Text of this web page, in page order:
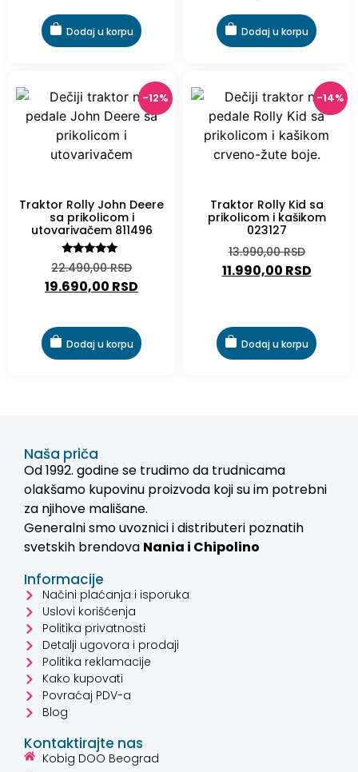
Dodaj u korpu Dodaj u korpu
-12%
Traktor Rolly John Deere
sa prikolicom i
utovarivačem 811496
Ocenjeno
sa
5.00
od 5
22.490,00RSD
19.690,00 RSD
Dodaj u korpu
-14%
Traktor Rolly Kid sa
prikolicom i kašikom
023127
13.990,00RSD
11.990,00 RSD
Dodaj u korpu
Naša priča
Od 1992. godine se trudimo da trudnicama
olakšamo kupovinu proizvoda koji su im potrebni
za njihove mališane.
Generalni smo uvoznici i distributeri poznatih
svetskih brendova Nania i Chipolino
Informacije
Načini plaćanja i isporuka
Uslovi korišćenja
Politika privatnosti
Detalji ugovora i prodaji
Politika reklamacije
Kako kupovati
Povraćaj PDV-a
Blog
Kontaktirajte nas
Kobig DOO Beograd